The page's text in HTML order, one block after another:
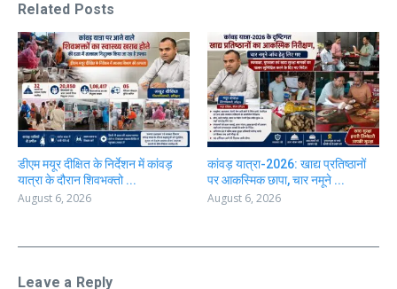
Related Posts
डीएम मयूर दीक्षित के निर्देशन में कांवड़
यात्रा के दौरान शिवभक्तो ...
August 6, 2026
कांवड़ यात्रा-2026: खाद्य प्रतिष्ठानों
पर आकस्मिक छापा, चार नमूने ...
August 6, 2026
Leave a Reply